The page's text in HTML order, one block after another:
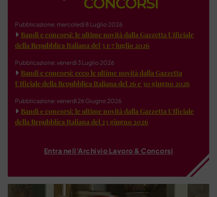
Pubblicazione: mercoledì 8 Luglio 2026
Bandi e concorsi: le ultime novità dalla Gazzetta Ufficiale
della Repubblica Italiana del 3 e 7 luglio 2026
Pubblicazione: venerdì 3 Luglio 2026
Bandi e concorsi: ecco le ultime novità dalla Gazzetta
Ufficiale della Repubblica Italiana del 26 e 30 giugno 2026
Pubblicazione: venerdì 26 Giugno 2026
Bandi e concorsi: le ultime novità dalla Gazzetta Ufficiale
della Repubblica Italiana del 23 giugno 2026
Entra nell'Archivio Lavoro & Concorsi